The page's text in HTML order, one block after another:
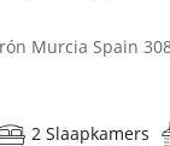
Murcia Spain
2 Slaapkamers